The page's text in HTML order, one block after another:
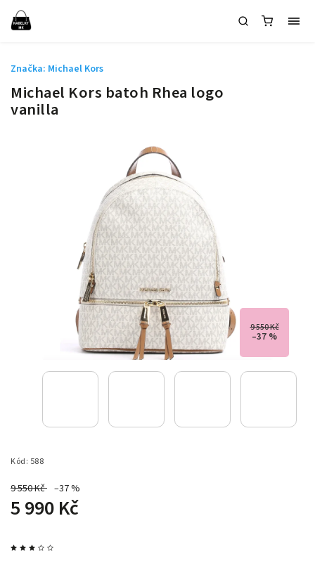
Michael Kors batoh Rhea logo
vanilla
9 550 Kč
–37 %
Kód: 588
9 550 Kč –37 %
5 990 Kč
Značka: Michael Kors